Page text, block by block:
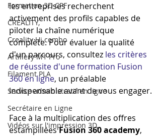
Formation 3D CPF
CREALITY,
Creality Hi combo
Artillery M1 Pro
Filament PLA
Service administratif en ligne
Secrétaire en Ligne
Vidéos sur l'impression 3D,
les entreprises recherchent
activement des profils capables de
piloter la chaîne numérique
complète. Pour évaluer la qualité
d'un parcours, consultez les critères
de réussite d'une formation Fusion
360 en ligne, un préalable
indispensable avant de vous engager.
Face à la multiplication des offres
estampillées Fusion 360 academy,